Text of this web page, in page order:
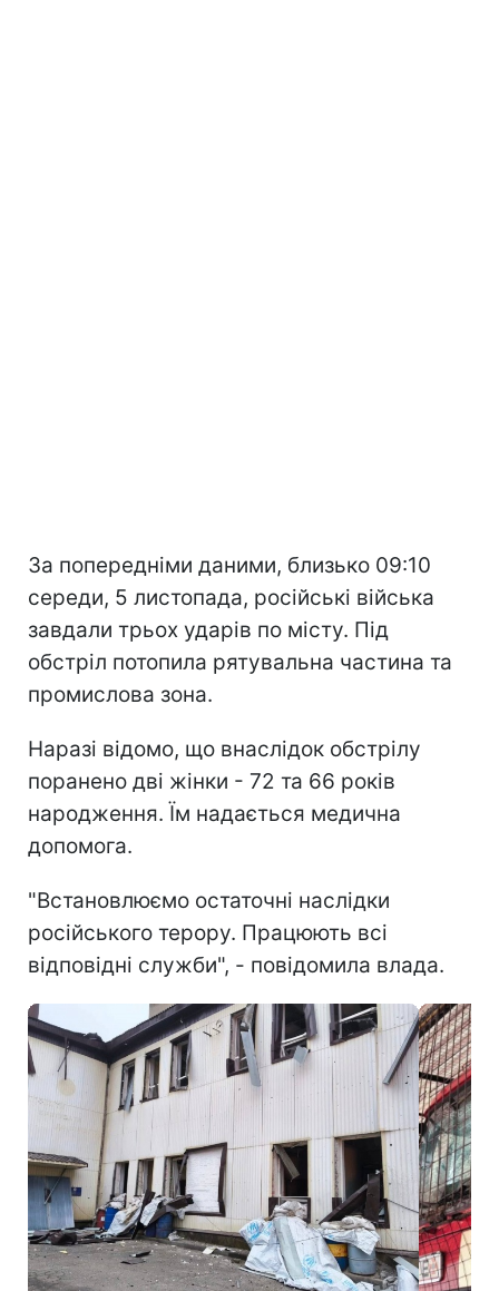
За попередніми даними, близько 09:10
середи, 5 листопада, російські війська
завдали трьох ударів по місту. Під
обстріл потопила рятувальна частина та
промислова зона.
Наразі відомо, що внаслідок обстрілу
поранено дві жінки - 72 та 66 років
народження. Їм надається медична
допомога.
"Встановлюємо остаточні наслідки
російського терору. Працюють всі
відповідні служби", - повідомила влада.